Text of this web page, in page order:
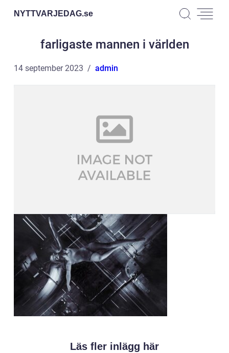
NYTTVARJEDAG.se
farligaste mannen i världen
14 september 2023 admin
Läs fler inlägg här